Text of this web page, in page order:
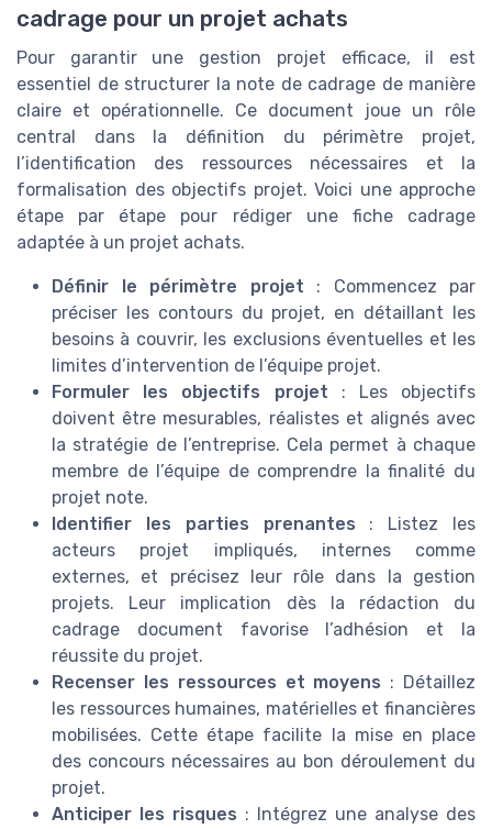
cadrage pour un projet achats
Pour garantir une gestion projet efficace, il est
essentiel de structurer la note de cadrage de manière
claire et opérationnelle. Ce document joue un rôle
central dans la définition du périmètre projet,
l’identification des ressources nécessaires et la
formalisation des objectifs projet. Voici une approche
étape par étape pour rédiger une fiche cadrage
adaptée à un projet achats.
Définir le périmètre projet : Commencez par
préciser les contours du projet, en détaillant les
besoins à couvrir, les exclusions éventuelles et les
limites d’intervention de l’équipe projet.
Formuler les objectifs projet : Les objectifs
doivent être mesurables, réalistes et alignés avec
la stratégie de l’entreprise. Cela permet à chaque
membre de l’équipe de comprendre la finalité du
projet note.
Identifier les parties prenantes : Listez les
acteurs projet impliqués, internes comme
externes, et précisez leur rôle dans la gestion
projets. Leur implication dès la rédaction du
cadrage document favorise l’adhésion et la
réussite du projet.
Recenser les ressources et moyens : Détaillez
les ressources humaines, matérielles et financières
mobilisées. Cette étape facilite la mise en place
des concours nécessaires au bon déroulement du
projet.
Anticiper les risques : Intégrez une analyse des